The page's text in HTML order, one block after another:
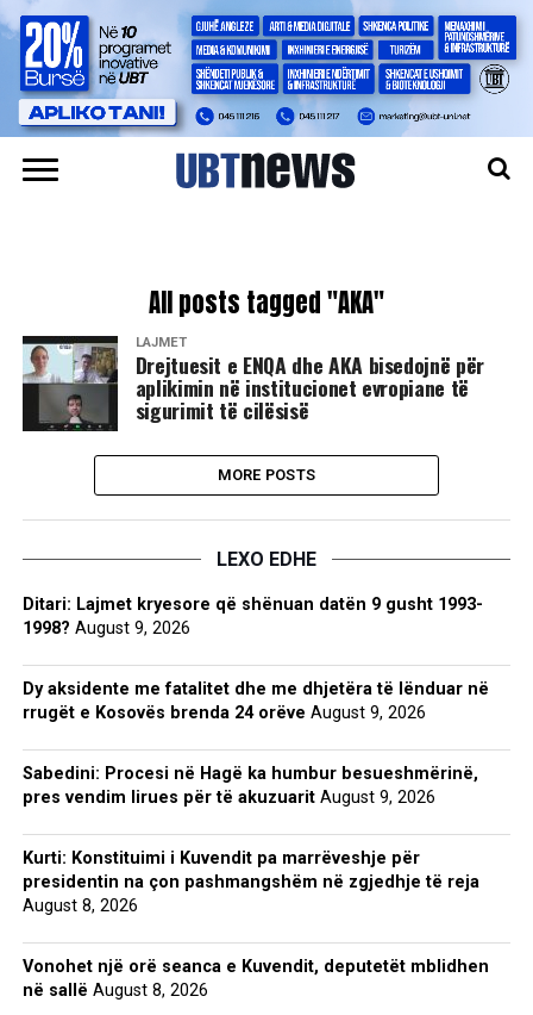
All posts tagged "AKA"
LAJMET
Drejtuesit e ENQA dhe AKA bisedojnë për
aplikimin në institucionet evropiane të
sigurimit të cilësisë
MORE POSTS
LEXO EDHE
Ditari: Lajmet kryesore që shënuan datën 9 gusht 1993-
1998? August 9, 2026
Dy aksidente me fatalitet dhe me dhjetëra të lënduar në
rrugët e Kosovës brenda 24 orëve August 9, 2026
Sabedini: Procesi në Hagë ka humbur besueshmërinë,
pres vendim lirues për të akuzuarit August 9, 2026
Kurti: Konstituimi i Kuvendit pa marrëveshje për
presidentin na çon pashmangshëm në zgjedhje të reja
August 8, 2026
Vonohet një orë seanca e Kuvendit, deputetët mblidhen
në sallë August 8, 2026